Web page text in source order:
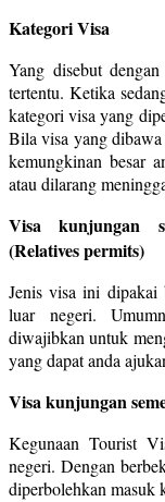
Kategori Visa
Yang disebut
tertentu. Ketika
kategori visa yang
Bila visa yang
kemungkinan besar
atau dilarang
Visa kunjungan
(Relatives permits)
Jenis visa ini dipakai
luar negeri.
diwajibkan untuk
yang dapat anda
Visa kunjungan
Kegunaan Tourist
negeri. Dengan
diperbolehkan masuk